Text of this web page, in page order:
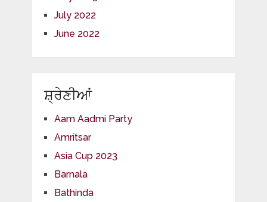
July 2022
June 2022
ਸ਼੍ਰੇਣੀਆਂ
Aam Aadmi Party
Amritsar
Asia Cup 2023
Barnala
Bathinda